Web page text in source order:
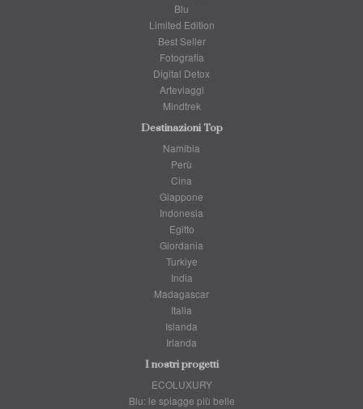
Blu
Limited Edition
Best Seller
Fotografia
Digital Detox
Arteviaggi
Mindtrek
Destinazioni Top
Namibia
Perù
Cina
Giappone
Indonesia
Egitto
Giordania
Turkiye
India
Madagascar
Italia
Islanda
Irlanda
I nostri progetti
ECOLUXURY
Blu: le spiagge più belle